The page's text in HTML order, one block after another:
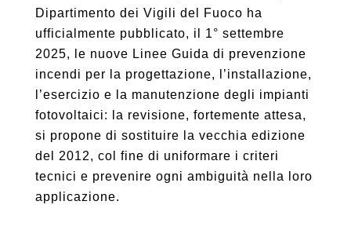
Dipartimento dei Vigili del Fuoco ha
ufficialmente pubblicato, il 1° settembre
2025, le nuove Linee Guida di prevenzione
incendi per la progettazione, l’installazione,
l’esercizio e la manutenzione degli impianti
fotovoltaici: la revisione, fortemente attesa,
si propone di sostituire la vecchia edizione
del 2012, col fine di uniformare i criteri
tecnici e prevenire ogni ambiguità nella loro
applicazione.